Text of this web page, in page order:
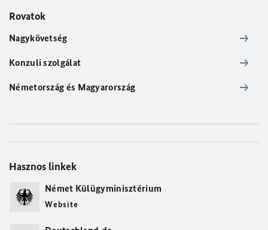
Rovatok
Nagykövetség
Konzuli szolgálat
Németország és Magyarország
Hasznos linkek
Német Külügyminisztérium
Website